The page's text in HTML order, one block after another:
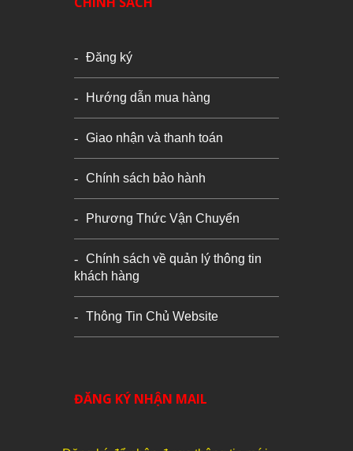
Đăng ký
Hướng dẫn mua hàng
Giao nhận và thanh toán
Chính sách bảo hành
Phương Thức Vận Chuyển
Chính sách về quản lý thông tin
khách hàng
Thông Tin Chủ Website
ĐĂNG KÝ NHẬN MAIL